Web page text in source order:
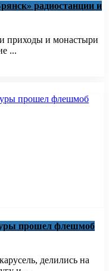
радиостанции и
приходы и монастыри
...
прошел флешмоб
делились на